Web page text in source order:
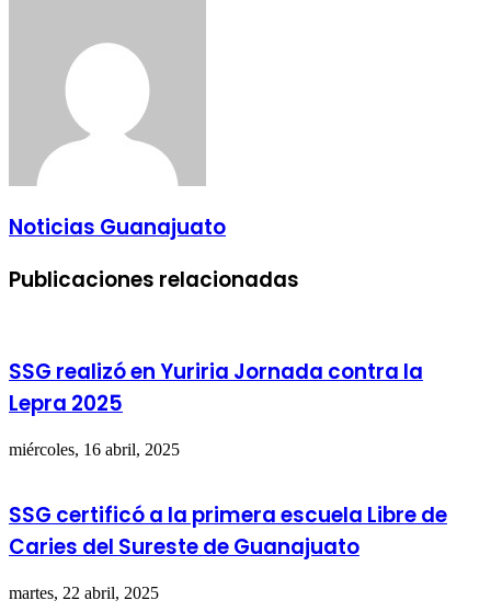
Noticias Guanajuato
Publicaciones relacionadas
SSG realizó en Yuriria Jornada contra la
Lepra 2025
miércoles, 16 abril, 2025
SSG certificó a la primera escuela Libre de
Caries del Sureste de Guanajuato
martes, 22 abril, 2025